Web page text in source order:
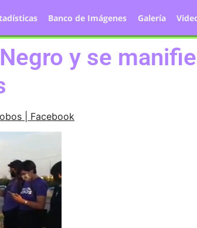
Banco de Imágenes Galería
y se
| Facebook